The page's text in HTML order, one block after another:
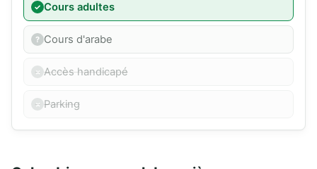
Cours adultes
Cours d'arabe
Accès handicapé
Parking